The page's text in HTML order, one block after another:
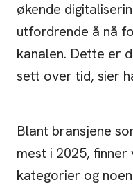
økende
utfordrende å nå
kanalen. Dette er
sett over tid, sier
Blant bransjene
mest i 2025,
kategorier og